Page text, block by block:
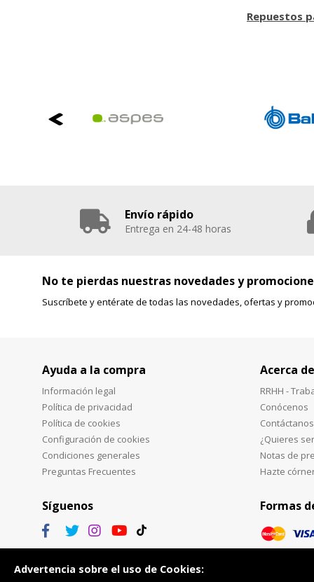
Repuestos
Envío rápido
Entrega en 24-48 horas
No te pierdas nuestras novedades y
Suscríbete y entérate de todas las novedades, ofertas y
Ayuda a la compra
Información legal
Política de privacidad
Política de cookies
Configuración de cookies
Condiciones generales
Preguntas Frecuentes
Acerca
RRHH -
Conócenos
Contáctanos
¿Quieres
Notas de
Hazte
Síguenos Formas
Advertencia sobre el uso de Cookies: